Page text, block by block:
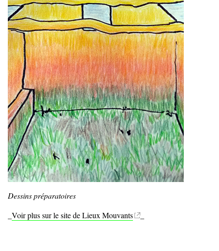
Dessins préparatoires
Voir plus sur le site de Lieux Mouvants